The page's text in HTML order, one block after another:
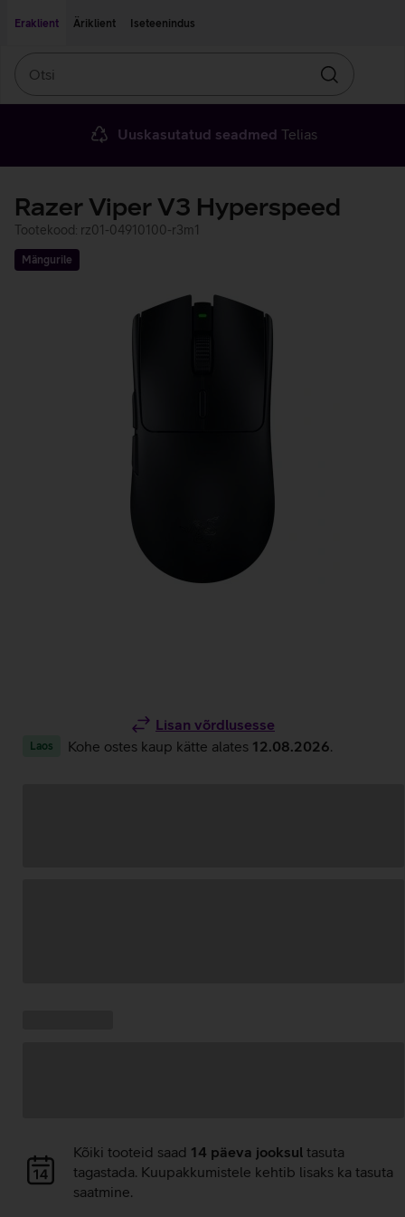
Eraklient
Äriklient Iseteenindus
Otsin
Uuskasutatud seadmed Telias
Razer Viper V3 Hyperspeed
Tootekood: rz01-04910100-r3m1
Mängurile
Lisan võrdlusesse
Laos Kohe ostes kaup kätte alates 12.08.2026
Andmete
laadimine
Kõiki tooteid saad 14 päeva jooksul tasuta
tagastada. Kuupakkumistele kehtib lisaks ka tasuta
saatmine.